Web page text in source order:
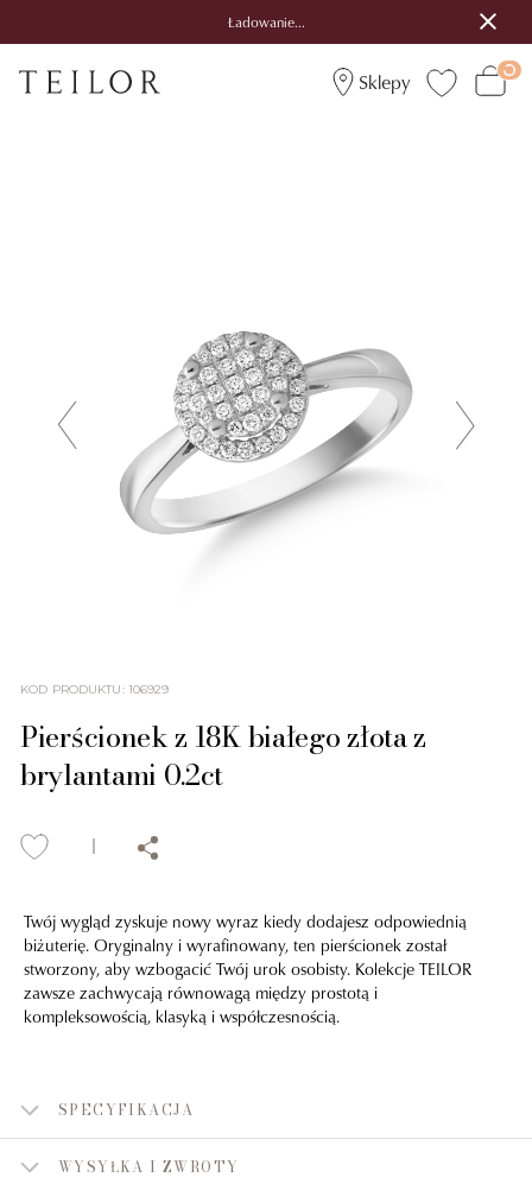
Ładowanie...
Sklepy
KOD PRODUKTU: 106929
Pierścionek z 18K białego złota z
brylantami 0.2ct
Twój wygląd zyskuje nowy wyraz kiedy dodajesz odpowiednią
biżuterię. Oryginalny i wyrafinowany, ten pierścionek został
stworzony, aby wzbogacić Twój urok osobisty. Kolekcje TEILOR
zawsze zachwycają równowagą między prostotą i
kompleksowością, klasyką i współczesnością.
SPECYFIKACJA
WYSYŁKA I ZWROTY